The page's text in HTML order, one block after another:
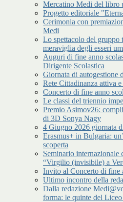
Mercatino Medi del libro
Progetto editoriale
Cerimonia con
Medi
Lo spettacolo del
meraviglia degli esseri
Auguri di fine anno
Dirigente Scolastica
Giornata di autogestione
Rete Cittadinanza attiva
Concerto di fine anno
Le classi del triennio
Premio Asimov26:
di 3D Sonya Nagy
4 Giugno 2026 giornata
Erasmus+ in Bulgaria:
scoperta
Seminario
“Virgilio (invisibile) a
Invito al Concerto di fine
Ultimo incontro della
Dalla redazione
forma: le quinte del